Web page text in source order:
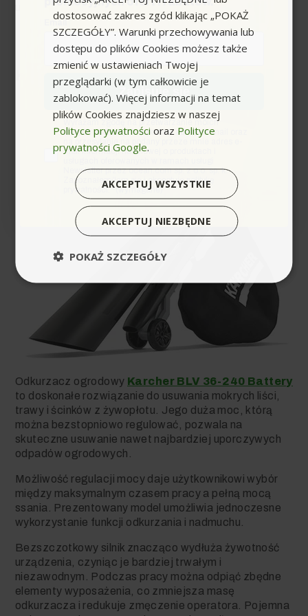
użytkowników.
Karcher BLV 36-240 BATTERY
Odkurzacz ogrodowy Karcher BLV 36-240 Battery
to doskonałe rozwiązanie do usuwania mokrych liści,
trawy i ścinków z żywopłotu. Jego duża moc, którą
można bezstopniowo regulować, pozwala na
skuteczne usuwanie nawet najbardziej uporczywych
odpadów ogrodowych.
Możliwość regulacji mocy daje użytkownikowi wybór
między maksymalnym czasem pracy a pełną mocą
ssania. Prezentowany model umożliwia jednoczesne
wykorzystanie funkcji odkurzania i nadmuchu.
Bezszczotkowy silnik znacząco wydłuża żywotność
urządzenia, czyniąc je bardziej trwałym i
niezawodnym. Podczas pracy można odpiąć zbędne
elementy wyposażenia, co zmniejsza masę
odkurzacza i redukuje zmęczenie operatora. Pojemna
dostosować zakres zgód klikając „POKAŻ
SZCZEGÓŁY”. Warunki przechowywania lub
dostępu do plików Cookies możesz także
zmienić w ustawieniach Twojej
przeglądarki (w tym całkowicie je
zablokować). Więcej informacji na temat
plików Cookies znajdziesz w naszej
Polityce prywatności oraz Polityce
prywatności Google.
AKCEPTUJ WSZYSTKIE
AKCEPTUJ NIEZBĘDNE
POKAŻ SZCZEGÓŁY
Email
Zapisuję się
zgodaWyrażam zgodę na przetwarzanie moich
danych osobowych w postaci adresu e-mail oraz
na przesyłanie na podany przeze mnie adres e-
mail informacji handlowej o produktach i
Newsletter przez ocean.com sp. z o.o. sp. k.
Zapoznałem/łam się i akceptuję politykę
prywatności. *(wymagane)